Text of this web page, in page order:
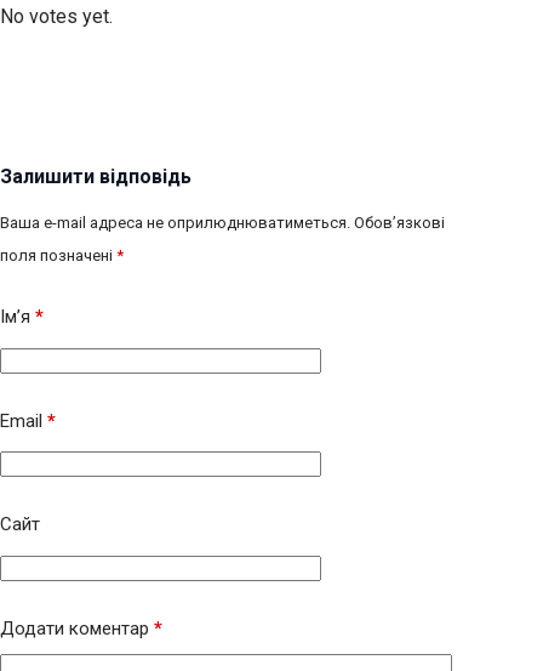
No votes yet.
Залишити відповідь
Ваша e-mail адреса не оприлюднюватиметься. Обов’язкові
поля позначені *
Ім’я *
Email *
Сайт
Додати коментар *